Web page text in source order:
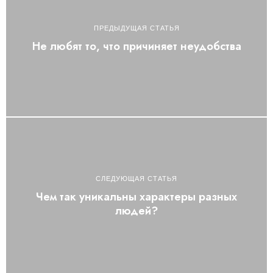
ПРЕДЫДУЩАЯ СТАТЬЯ
Не любят то, что причиняет неудобства
СЛЕДУЮЩАЯ СТАТЬЯ
Чем так уникальны характеры разных
людей?